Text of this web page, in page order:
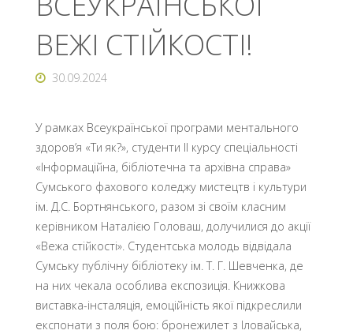
ВЕЖІ СТІЙКОСТІ!
30.09.2024
У рамках Всеукраїнської програми ментального
здоров’я «Ти як?», студенти ІІ курсу спеціальності
«Інформаційна, бібліотечна та архівна справа»
Сумського фахового коледжу мистецтв і культури
ім. Д.С. Бортнянського, разом зі своїм класним
керівником Наталією Головаш, долучилися до акції
«Вежа стійкості». Студентська молодь відвідала
Сумську публічну бібліотеку ім. Т. Г. Шевченка, де
на них чекала особлива експозиція. Книжкова
виставка-інсталяція, емоційність якої підкреслили
експонати з поля бою: бронежилет з Іловайська,